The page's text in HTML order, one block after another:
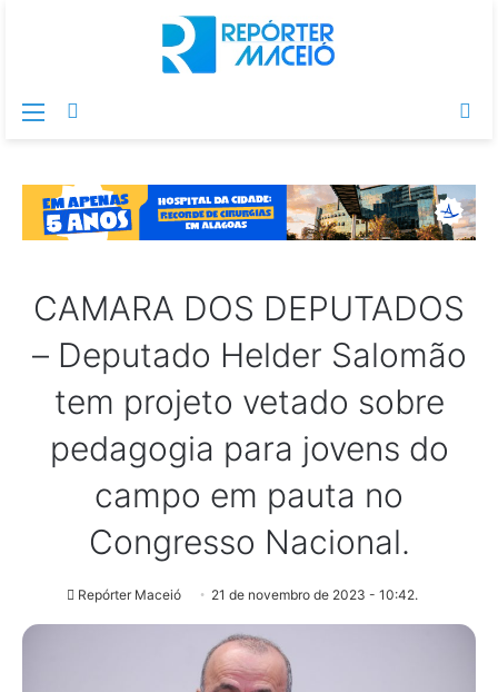
Menu
CAMARA DOS DEPUTADOS
– Deputado Helder Salomão
tem projeto vetado sobre
pedagogia para jovens do
campo em pauta no
Congresso Nacional.
Repórter Maceió 21 de novembro de 2023 - 10:42.